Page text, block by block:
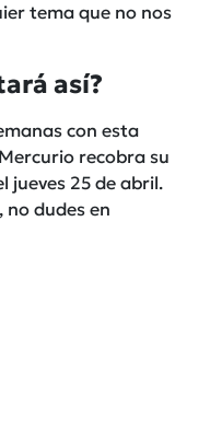
tema que no nos
así?
con esta
recobra su
jueves 25 de abril.
no dudes en